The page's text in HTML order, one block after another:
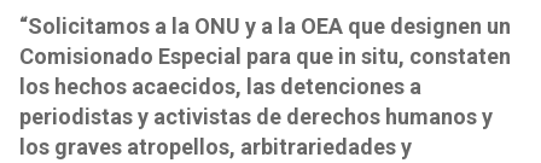
“Solicitamos a la ONU y a la OEA que designen un
Comisionado Especial para que in situ, constaten
los hechos acaecidos, las detenciones a
periodistas y activistas de derechos humanos y
los graves atropellos, arbitrariedades y